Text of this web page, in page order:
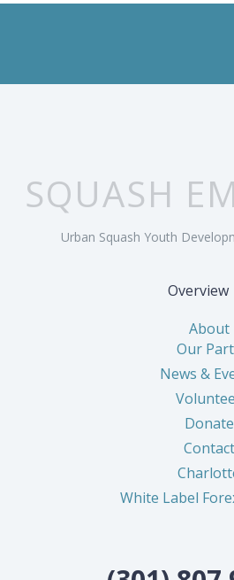
SQUASH
Urban Squash Youth
Overview
About
Our
News &
Donate
Contact
White Label